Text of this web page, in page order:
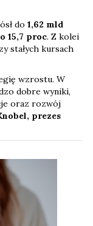
do 1,62 mld
15,7 proc. Z kolei
stałych kursach
wzrostu. W
dobre wyniki,
oraz rozwój
prezes